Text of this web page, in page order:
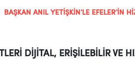
BAŞKAN ANIL YETİŞKİN’LE EFELER’İN
DİJİTAL, ERİŞİLEBİLİR VE